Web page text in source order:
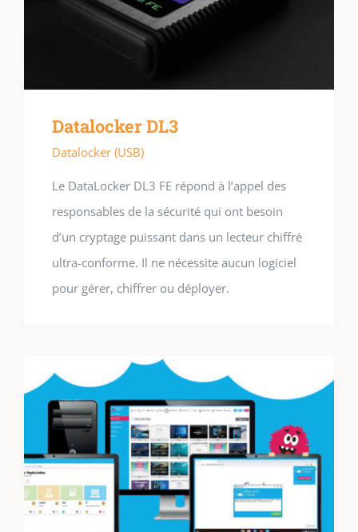
Datalocker DL3
Datalocker (USB)
Le DataLocker DL3 FE répond à l’appel des
responsables de la sécurité qui ont besoin
d’un cryptage puissant dans un lecteur chiffré
ultra-conforme. Il ne nécessite aucun logiciel
pour gérer, chiffrer ou déployer.